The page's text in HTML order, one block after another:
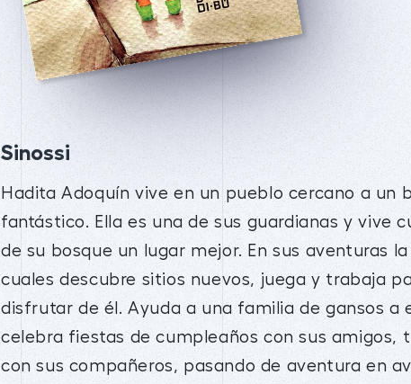
Sinossi
Hadita Adoquín vive en un pueblo cercano a un
fantástico. Ella es una de sus guardianas y vive
de su bosque un lugar mejor. En sus aventuras
cuales descubre sitios nuevos, juega y trabaja
disfrutar de él. Ayuda a una familia de gansos a
celebra fiestas de cumpleaños con sus amigos,
con sus compañeros, pasando de aventura en